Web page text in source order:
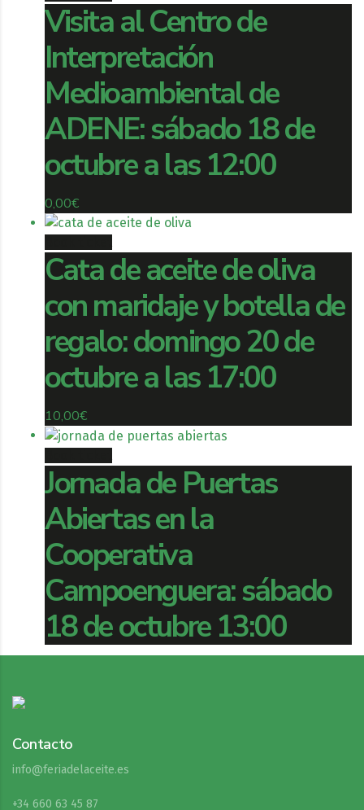
Visita al Centro de
Interpretación
Medioambiental de
ADENE: sábado 18 de
octubre a las 12:00
0,00€
Cata de aceite de oliva
con maridaje y botella de
regalo: domingo 20 de
octubre a las 17:00
10,00€
Jornada de Puertas
Abiertas en la
Cooperativa
Campoenguera: sábado
18 de octubre 13:00
Contacto
info@feriadelaceite.es
+34 660 63 45 87